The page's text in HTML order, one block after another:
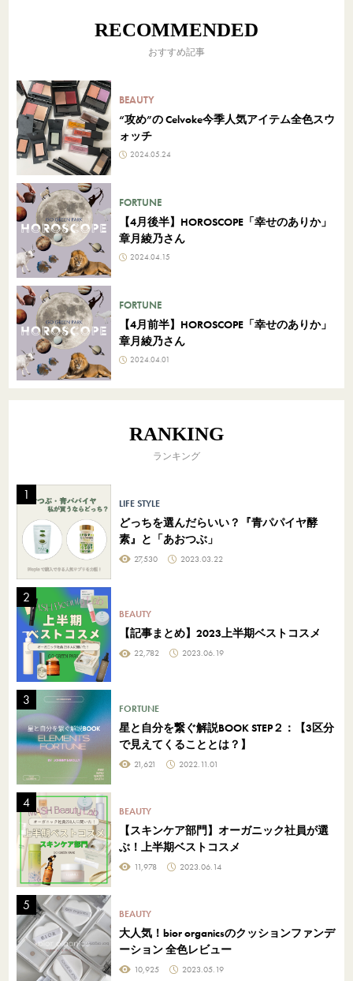
RECOMMENDED
おすすめ記事
BEAUTY
“攻め”の Celvoke今季人気アイテム全色スウ
ォッチ
2024.05.24
FORTUNE
【4月後半】HOROSCOPE「幸せのありか」
章月綾乃さん
2024.04.15
FORTUNE
【4月前半】HOROSCOPE「幸せのありか」
章月綾乃さん
2024.04.01
RANKING
ランキング
LIFE STYLE
どっちを選んだらいい？『青パパイヤ酵
素』と「あおつぶ」
27,530 2023.03.22
BEAUTY
【記事まとめ】2023上半期ベストコスメ
22,782 2023.06.19
FORTUNE
星と自分を繋ぐ解説BOOK STEP２：【3区分
で見えてくることとは？】
21,621 2022.11.01
BEAUTY
【スキンケア部門】オーガニック社員が選
ぶ！上半期ベストコスメ
11,978 2023.06.14
BEAUTY
大人気！bior organicsのクッションファンデ
ーション 全色レビュー
10,925 2023.05.19